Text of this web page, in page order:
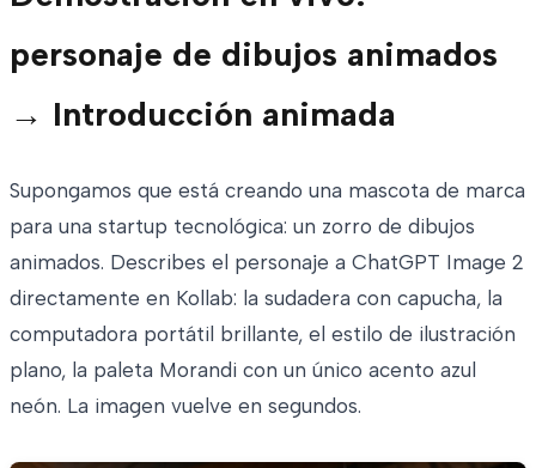
personaje de dibujos animados
→ Introducción animada
Supongamos que está creando una mascota de marca
para una startup tecnológica: un zorro de dibujos
animados. Describes el personaje a ChatGPT Image 2
directamente en Kollab: la sudadera con capucha, la
computadora portátil brillante, el estilo de ilustración
plano, la paleta Morandi con un único acento azul
neón. La imagen vuelve en segundos.